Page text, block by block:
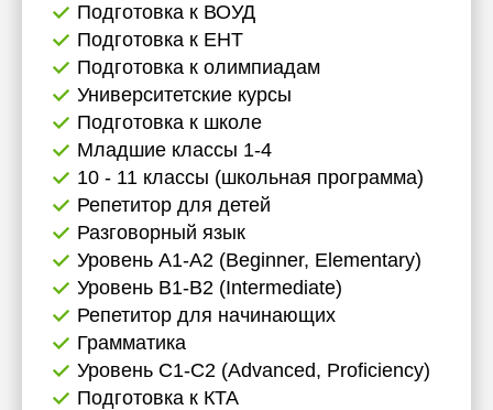
Подготовка к ВОУД
Подготовка к ЕНТ
Подготовка к олимпиадам
Университетские курсы
Подготовка к школе
Младшие классы 1-4
10 - 11 классы (школьная программа)
Репетитор для детей
Разговорный язык
Уровень А1-А2 (Beginner, Elementary)
Уровень B1-B2 (Intermediate)
Репетитор для начинающих
Грамматика
Уровень C1-C2 (Advanced, Proficiency)
Подготовка к КТА